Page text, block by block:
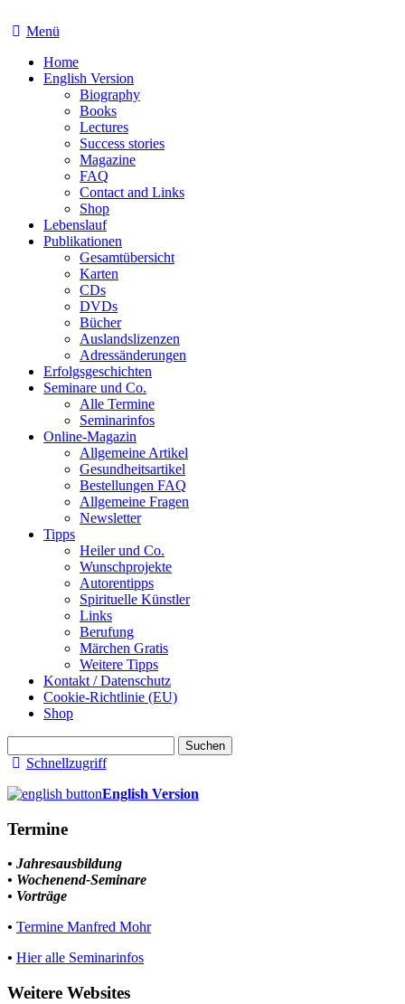
Menü
Home
English Version
Biography
Books
Lectures
Success stories
Magazine
FAQ
Contact and Links
Shop
Lebenslauf
Publikationen
Gesamtübersicht
Karten
CDs
DVDs
Bücher
Auslandslizenzen
Adressänderungen
Erfolgsgeschichten
Seminare und Co.
Alle Termine
Seminarinfos
Online-Magazin
Allgemeine Artikel
Gesundheitsartikel
Bestellungen FAQ
Allgemeine Fragen
Newsletter
Tipps
Heiler und Co.
Wunschprojekte
Autorentipps
Spirituelle Künstler
Links
Berufung
Märchen Gratis
Weitere Tipps
Kontakt / Datenschutz
Cookie-Richtlinie (EU)
Shop
nach:Schnellzugriff
English Version
Termine
• Jahresausbildung
• Wochenend-Seminare
• Vorträge
• Termine Manfred Mohr
• Hier alle Seminarinfos
Weitere Websites